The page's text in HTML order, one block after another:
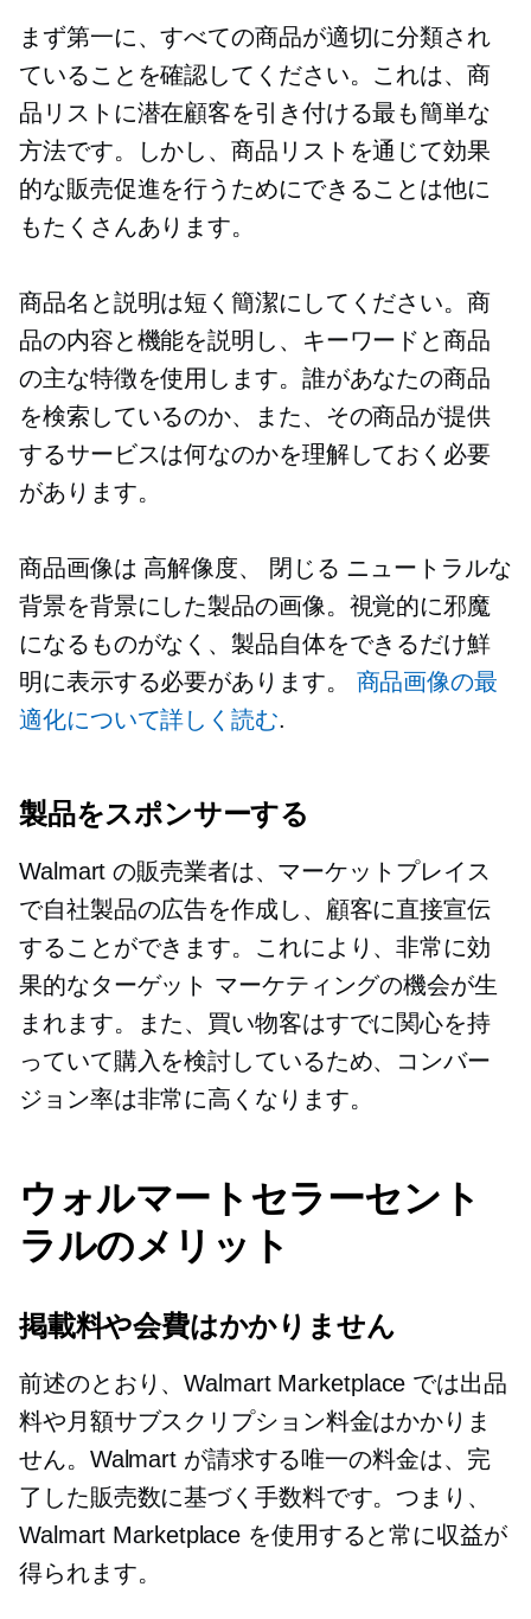
まず第一に、すべての商品が適切に分類され
ていることを確認してください。これは、商
品リストに潜在顧客を引き付ける最も簡単な
方法です。しかし、商品リストを通じて効果
的な販売促進を行うためにできることは他に
もたくさんあります。
商品名と説明は短く簡潔にしてください。商
品の内容と機能を説明し、キーワードと商品
の主な特徴を使用します。誰があなたの商品
を検索しているのか、また、その商品が提供
するサービスは何なのかを理解しておく必要
があります。
商品画像は 高解像度、 閉じる ニュートラルな
背景を背景にした製品の画像。視覚的に邪魔
になるものがなく、製品自体をできるだけ鮮
明に表示する必要があります。 商品画像の最
適化について詳しく読む.
製品をスポンサーする
Walmart の販売業者は、マーケットプレイス
で自社製品の広告を作成し、顧客に直接宣伝
することができます。これにより、非常に効
果的なターゲット マーケティングの機会が生
まれます。また、買い物客はすでに関心を持
っていて購入を検討しているため、コンバー
ジョン率は非常に高くなります。
ウォルマートセラーセント
ラルのメリット
掲載料や会費はかかりません
前述のとおり、Walmart Marketplace では出品
料や月額サブスクリプション料金はかかりま
せん。Walmart が請求する唯一の料金は、完
了した販売数に基づく手数料です。つまり、
Walmart Marketplace を使用すると常に収益が
得られます。